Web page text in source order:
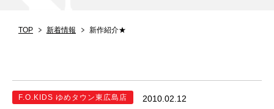
TOP 新着情報 新作紹介★
F.O.KIDS ゆめタウン東広島店 2010.02.12